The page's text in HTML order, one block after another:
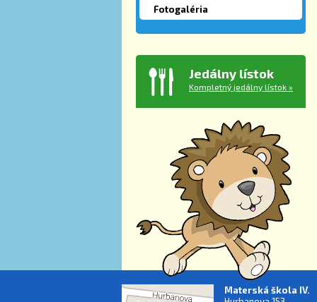
Fotogaléria
Jedálny lístok
Kompletný jedálny lístok »
Materská škola IV.